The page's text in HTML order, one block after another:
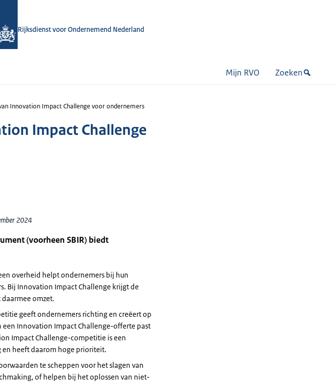
Rijksdienst voor Ondernemend Nederland
Mijn RVO Zoeken
Innovation Impact Challenge voor ondernemers
Impact Challenge
2024
(voorheen SBIR) biedt
overheid helpt ondernemers bij hun
Bij Innovation Impact Challenge krijgt de
omzet.
geeft ondernemers richting en creëert op
Innovation Impact Challenge-offerte past
Impact Challenge-competitie is een
heeft daarom hoge prioriteit.
te scheppen voor het slagen van
of helpen bij het oplossen van niet-